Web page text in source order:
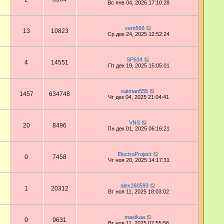
Вс янв 04, 2026 17:10:28
13 10823
vem566
Ср дек 24, 2025 12:52:24
4 14551
SP634
Пт дек 19, 2025 15:05:01
1457 634748
satman555
Чт дек 04, 2025 21:04:41
20 8496
VNS
Пн дек 01, 2025 06:16:21
0 7458
ElectroProject
Чт ноя 20, 2025 14:17:31
1 20312
alex260593
Вт ноя 11, 2025 18:03:02
0 9631
masikaa